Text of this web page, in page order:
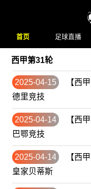
首页 足球直播
西甲第31轮
2025-04-15
【西
德里竞技
2025-04-14
【西
巴鄂竞技
2025-04-14
【西
皇家贝蒂斯